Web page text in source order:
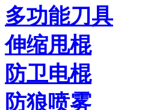
多功能刀具
伸缩甩棍
防卫电棍
防狼喷雾